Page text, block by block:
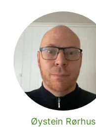
Øystein Rørhus